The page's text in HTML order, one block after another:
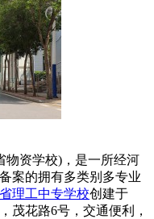
物资学校)，是一所经河
案的拥有多类别多专业
理工中专学校创建于
茂花路6号，交通便利，